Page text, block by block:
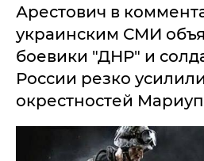
Арестович в
украинским СМИ
боевики "ДНР" и
России резко
окрестностей